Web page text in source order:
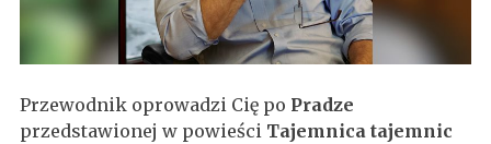
Przewodnik oprowadzi Cię po Pradze
przedstawionej w powieści Tajemnica tajemnic